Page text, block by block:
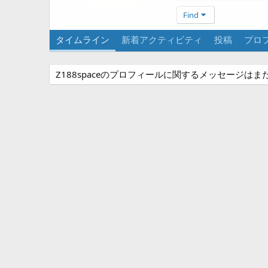
Find
タイムライン 新着アクティビティ 投稿 プロ
Z188spaceのプロフィールに関するメッセージはま